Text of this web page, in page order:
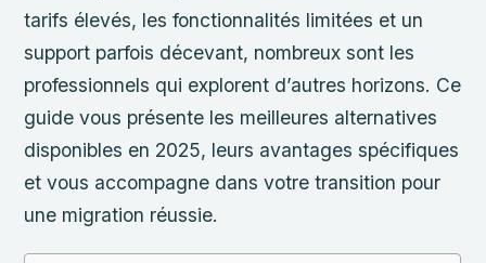
tarifs élevés, les fonctionnalités limitées et un
support parfois décevant, nombreux sont les
professionnels qui explorent d’autres horizons. Ce
guide vous présente les meilleures alternatives
disponibles en 2025, leurs avantages spécifiques
et vous accompagne dans votre transition pour
une migration réussie.